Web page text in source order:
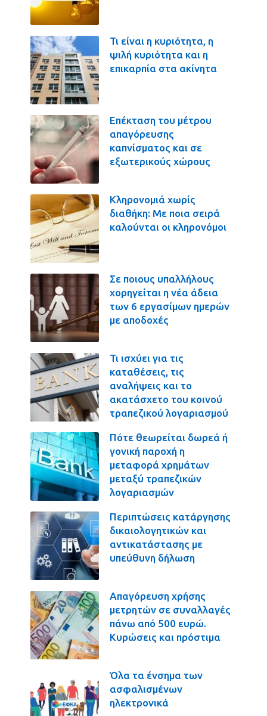
Τι είναι η κυριότητα, η
ψιλή κυριότητα και η
επικαρπία στα ακίνητα
Επέκταση του μέτρου
απαγόρευσης
καπνίσματος και σε
εξωτερικούς χώρους
Κληρονομιά χωρίς
διαθήκη: Με ποια σειρά
καλούνται οι κληρονόμοι
Σε ποιους υπαλλήλους
χορηγείται η νέα άδεια
των 6 εργασίμων ημερών
με αποδοχές
Τι ισχύει για τις
καταθέσεις, τις
αναλήψεις και το
ακατάσχετο του κοινού
τραπεζικού λογαριασμού
Πότε θεωρείται δωρεά ή
γονική παροχή η
μεταφορά χρημάτων
μεταξύ τραπεζικών
λογαριασμών
Περιπτώσεις κατάργησης
δικαιολογητικών και
αντικατάστασης με
υπεύθυνη δήλωση
Απαγόρευση χρήσης
μετρητών σε συναλλαγές
πάνω από 500 ευρώ.
Κυρώσεις και πρόστιμα
Όλα τα ένσημα των
ασφαλισμένων
ηλεκτρονικά